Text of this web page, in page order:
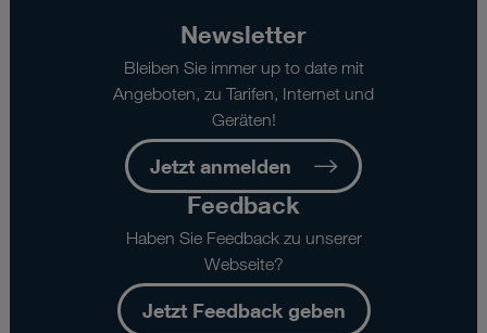
Newsletter
Bleiben Sie immer up to date mit
Angeboten, zu Tarifen, Internet und
Geräten!
Jetzt anmelden
Feedback
Haben Sie Feedback zu unserer
Webseite?
Jetzt Feedback geben